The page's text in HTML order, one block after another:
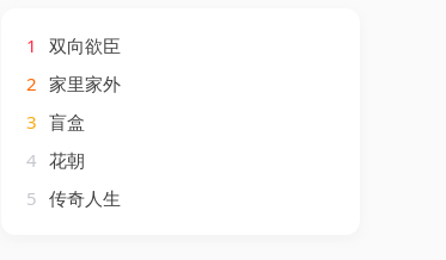
1
双向欲臣
2 家里家外
3 盲盒
4 花朝
5 传奇人生